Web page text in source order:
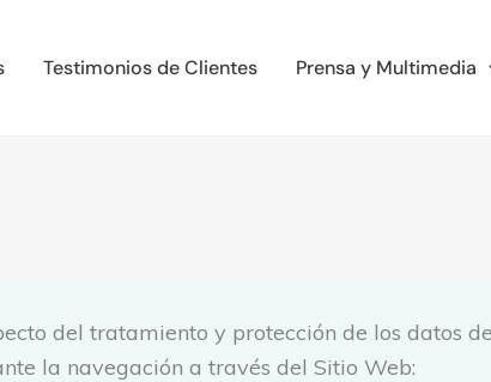
Testimonios de Clientes Prensa y Multimedia
del tratamiento y protección de los datos
la navegación a través del Sitio Web: